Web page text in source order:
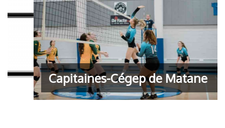
Capitaines-Cégep de Matane